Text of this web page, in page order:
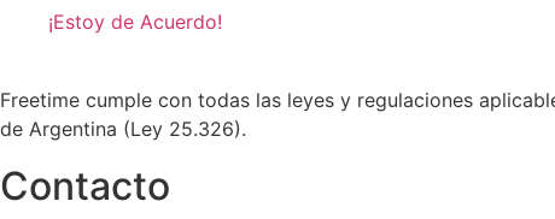
¡Estoy de Acuerdo!
Freetime cumple con todas las leyes y regulaciones
de Argentina (Ley 25.326).
Contacto